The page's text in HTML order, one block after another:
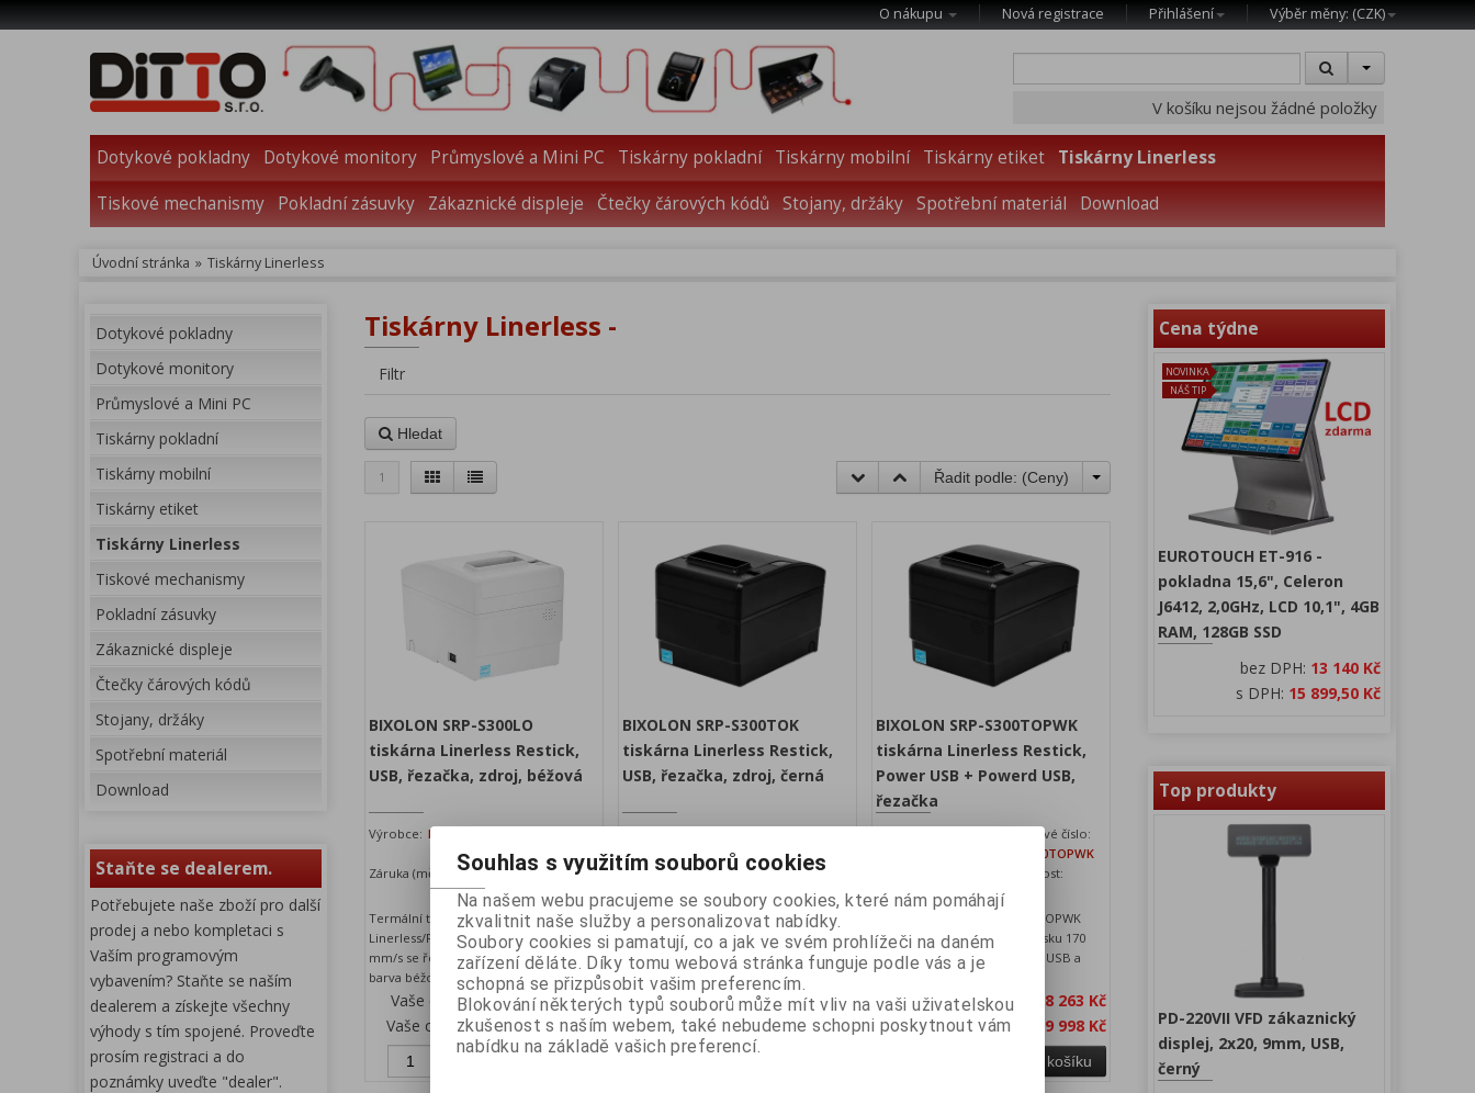
O nákupu Nová registrace Přihlášení Výběr měny: (CZK)
V košíku nejsou žádné položky
Dotykové pokladny Dotykové monitory Průmyslové a Mini PC Tiskárny pokladní Tiskárny mobilní Tiskárny etiket
Tiskárny Linerless
Tiskové mechanismy
Pokladní zásuvky Zákaznické displeje Čtečky čárových kódů Stojany, držáky Spotřební materiál Download
Úvodní stránka » Tiskárny Linerless
Dotykové pokladny
Dotykové monitory
Průmyslové a Mini PC
Tiskárny pokladní
Tiskárny mobilní
Tiskárny etiket
Tiskárny Linerless
Tiskové mechanismy
Pokladní zásuvky
Zákaznické displeje
Čtečky čárových kódů
Stojany, držáky
Spotřební materiál
Download
Staňte se dealerem.
Potřebujete naše zboží pro další
prodej a nebo kompletaci s
Vaším programovým
vybavením? Staňte se naším
dealerem a získejte všechny
výhody s tím spojené. Proveďte
prosím registraci a do
poznámky uveďte "dealer".
Tiskárny Linerless -
Filtr
Hledat
1 Řadit podle: (Ceny)
BIXOLON SRP-S300LO
tiskárna Linerless Restick,
USB, řezačka, zdroj, béžová
Výrobce: BIXOLON
SRP-S300LO
Záruka (měsíců): 24Dostupnost:
skladem
Termální tiskárna SRP-S300LO
Linerless/Restic s rychlostí tisku 170
mm/s se řezačkou, rozhraní USB,
barva béžová.
Vaše cena bez DPH:5 784 Kč
Vaše cena s DPH:6 998,50 Kč
BIXOLON SRP-S300TOK
tiskárna Linerless Restick,
USB, řezačka, zdroj, černá
SRP-S300TOK
Záruka (měsíců): 24Dostupnost:
skladem
Termální tiskárna SRP-S300TOK
Linerless/Restic s rychlostí tisku 170
mm/s se řezačkou, rozhraní USB,
barva černá.
Vaše cena bez DPH:8 188 Kč
Vaše cena s DPH:9 907,50 Kč
BIXOLON SRP-S300TOPWK
tiskárna Linerless Restick,
Power USB + Powerd USB,
řezačka
Katalogové číslo:
SRP-S300TOPWK
Dostupnost:
skladem
Termální tiskárna SRP-S300TOPWK
Linerless/Restic s rychlostí tisku 170
mm/s se řezačkou, rozhraní USB a
Powered USB, barva černá.
Vaše cena bez DPH: 8 263 Kč
Vaše cena s DPH: 9 998 Kč
Přidat do košíku
Cena týdne
NOVINKA
NÁŠ TIP
EUROTOUCH ET-916 -
pokladna 15,6", Celeron
J6412, 2,0GHz, LCD 10,1", 4GB
RAM, 128GB SSD
bez DPH: 13 140 Kč
s DPH: 15 899,50 Kč
Top produkty
PD-220VII VFD zákaznický
displej, 2x20, 9mm, USB,
černý
Souhlas s využitím souborů cookies
Na našem webu pracujeme se soubory cookies, které nám pomáhají
zkvalitnit naše služby a personalizovat nabídky.
Soubory cookies si pamatují, co a jak ve svém prohlížeči na daném
zařízení děláte. Díky tomu webová stránka funguje podle vás a je
schopná se přizpůsobit vašim preferencím.
Blokování některých typů souborů může mít vliv na vaši uživatelskou
zkušenost s naším webem, také nebudeme schopni poskytnout vám
nabídku na základě vašich preferencí.